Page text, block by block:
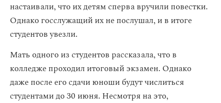
настаивали, что их детям сперва вручили повестки.
Однако госслужащий их не послушал, и в итоге
студентов увезли.
Мать одного из студентов рассказала, что в
колледже проходил итоговый экзамен. Однако
даже после его сдачи юноши будут числиться
студентами до 30 июня. Несмотря на это,